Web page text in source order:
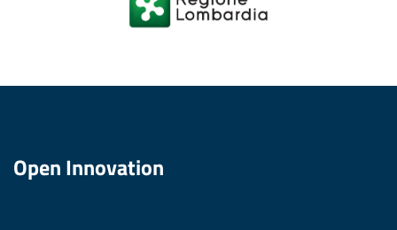
Open Innovation